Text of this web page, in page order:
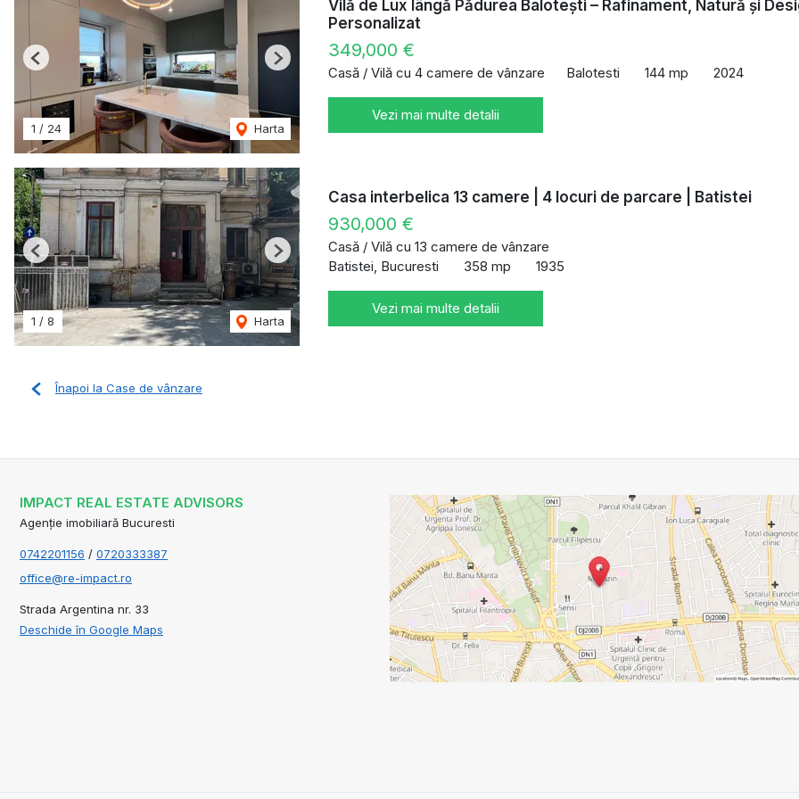
1 / 24 Harta
Previous Next
Vilă de Lux lângă Pădurea Balotești – Rafinament, Natură și
Personalizat
349,000 €
Casă / Vilă cu 4 camere de vânzare Balotesti 144 mp 2024
Vezi mai multe detalii
1 / 8 Harta
Previous Next
Casa interbelica 13 camere | 4 locuri de parcare | Batistei
930,000 €
Casă / Vilă cu 13 camere de vânzare
Batistei, Bucuresti
358 mp 1935
Vezi mai multe detalii
Înapoi la Case de vânzare
IMPACT REAL ESTATE ADVISORS
Agenție imobiliară Bucuresti
0742201156 / 0720333387
office@re-impact.ro
Strada Argentina nr. 33
Deschide în Google Maps